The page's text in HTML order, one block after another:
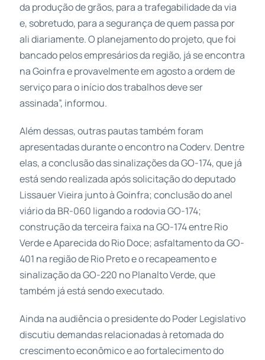
da produção de grãos, para a trafegabilidade da via
e, sobretudo, para a segurança de quem passa por
ali diariamente. O planejamento do projeto, que foi
bancado pelos empresários da região, já se encontra
na Goinfra e provavelmente em agosto a ordem de
serviço para o início dos trabalhos deve ser
assinada”, informou.
Além dessas, outras pautas também foram
apresentadas durante o encontro na Coderv. Dentre
elas, a conclusão das sinalizações da GO-174, que já
está sendo realizada após solicitação do deputado
Lissauer Vieira junto à Goinfra; conclusão do anel
viário da BR-060 ligando a rodovia GO-174;
construção da terceira faixa na GO-174 entre Rio
Verde e Aparecida do Rio Doce; asfaltamento da GO-
401 na região de Rio Preto e o recapeamento e
sinalização da GO-220 no Planalto Verde, que
também já está sendo executado.
Ainda na audiência o presidente do Poder Legislativo
discutiu demandas relacionadas à retomada do
crescimento econômico e ao fortalecimento do